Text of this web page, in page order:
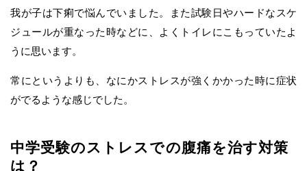
我が子は下痢で悩んでいました。また試験日やハードなスケ
ジュールが重なった時などに、よくトイレにこもっていたよ
うに思います。
常にというよりも、なにかストレスが強くかかった時に症状
がでるような感じでした。
中学受験のストレスでの腹痛を治す対策
は？